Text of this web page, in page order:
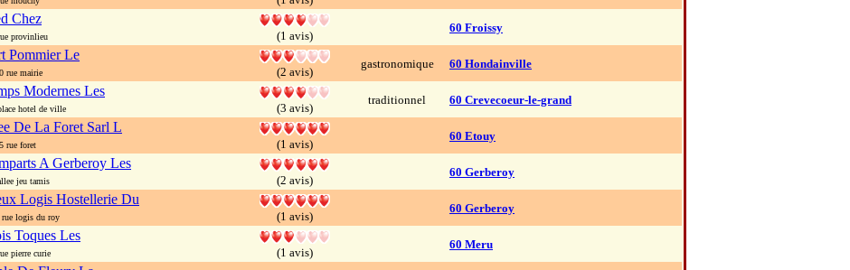
Chez
provinlieu (1 avis)
60 Froissy
Pommier Le
rue mairie (2 avis)
gastronomique 60 Hondainville
Modernes Les
hotel de ville (3 avis)
traditionnel 60 Crevecoeur-le-grand
De La Foret Sarl L
rue foret (1 avis)
60 Etouy
A Gerberoy Les
jeu tamis (2 avis)
60 Gerberoy
Logis Hostellerie Du
logis du roy (1 avis)
60 Gerberoy
Toques Les
pierre curie (1 avis)
60 Meru